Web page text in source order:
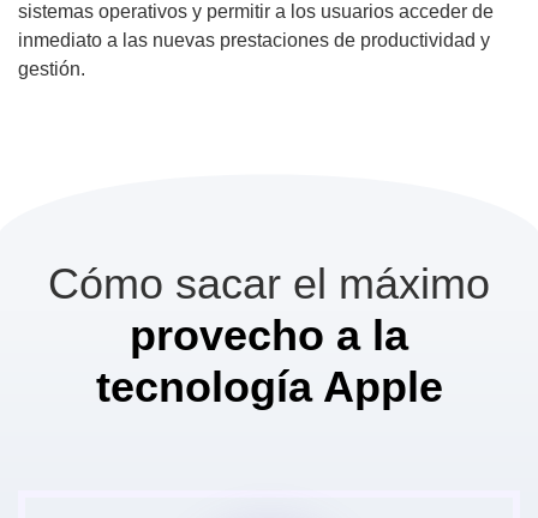
sistemas operativos y permitir a los usuarios acceder de
inmediato a las nuevas prestaciones de productividad y
gestión.
Cómo sacar el máximo
provecho a la
tecnología Apple